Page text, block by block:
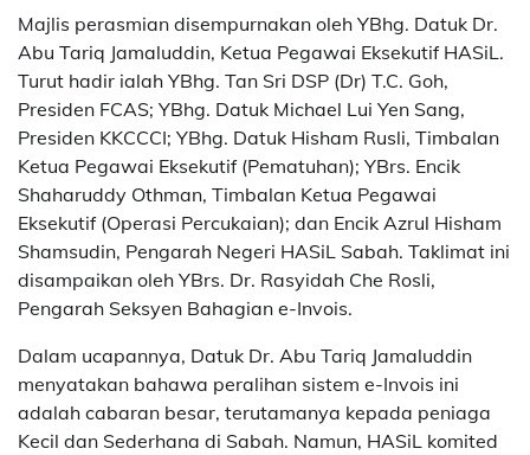
Majlis perasmian disempurnakan oleh YBhg. Datuk Dr.
Abu Tariq Jamaluddin, Ketua Pegawai Eksekutif HASiL.
Turut hadir ialah YBhg. Tan Sri DSP (Dr) T.C. Goh,
Presiden FCAS; YBhg. Datuk Michael Lui Yen Sang,
Presiden KKCCCI; YBhg. Datuk Hisham Rusli, Timbalan
Ketua Pegawai Eksekutif (Pematuhan); YBrs. Encik
Shaharuddy Othman, Timbalan Ketua Pegawai
Eksekutif (Operasi Percukaian); dan Encik Azrul Hisham
Shamsudin, Pengarah Negeri HASiL Sabah. Taklimat ini
disampaikan oleh YBrs. Dr. Rasyidah Che Rosli,
Pengarah Seksyen Bahagian e-Invois.
Dalam ucapannya, Datuk Dr. Abu Tariq Jamaluddin
menyatakan bahawa peralihan sistem e-Invois ini
adalah cabaran besar, terutamanya kepada peniaga
Kecil dan Sederhana di Sabah. Namun, HASiL komited